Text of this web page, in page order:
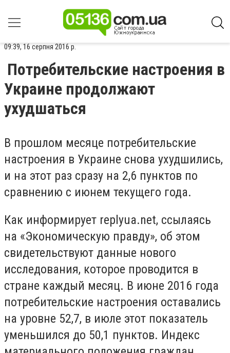
09:39, 16 серпня 2016 р.
Потребительские настроения в
Украине продолжают
ухудшаться
В прошлом месяце потребительские
настроения в Украине снова ухудшились,
и на этот раз сразу на 2,6 пунктов по
сравнению с июнем текущего года.
Как информирует replyua.net, ссылаясь
на «Экономическую правду», об этом
свидетельствуют данные нового
исследования, которое проводится в
стране каждый месяц. В июне 2016 года
потребительские настроения оставались
на уровне 52,7, в июле этот показатель
уменьшился до 50,1 пунктов. Индекс